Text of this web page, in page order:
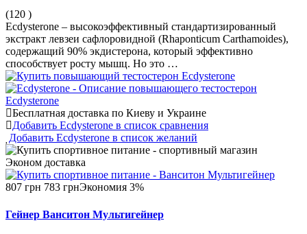
(120 )
Ecdysterone – высокоэффективный стандартизированный
экстракт левзеи сафлоровидной (Rhaponticum Carthamoides),
содержащий 90% экдистерона, который эффективно
способствует росту мышц. Но это …
Бесплатная доставка по Киеву и Украине
Добавить Ecdysterone в список сравнения
Добавить Ecdysterone в список желаний
Эконом доставка
807 грн 783 грнЭкономия 3%
Гейнер Ванситон Мультигейнер